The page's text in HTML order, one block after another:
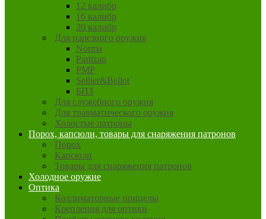
12 калибр
16 калибр
20 калибр
Для нарезного оружия
Norma
Partizan
PMP
Sellier&Bellot
БПЗ
Для служебного оружия
Для травматического оружия
Холостые патроны
Порох, капсюли, товары для снаряжения патронов
Порох
Капсюли
Товары для снаряжения патронов
Холодное оружие
Оптика
Коллиматорные прицелы
Крепления для оптики